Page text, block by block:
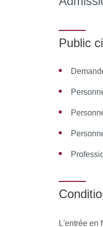
Dr
/ Bachir
Public
L'entrée en